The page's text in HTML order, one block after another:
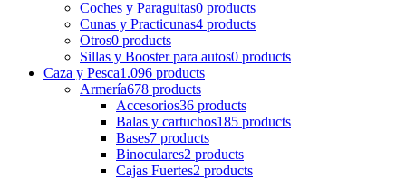
Coches y Paraguitas0 products
Cunas y Practicunas4 products
Otros0 products
Sillas y Booster para autos0 products
Caza y Pesca1.096 products
Armería678 products
Accesorios36 products
Balas y cartuchos185 products
Bases7 products
Binoculares2 products
Cajas Fuertes2 products